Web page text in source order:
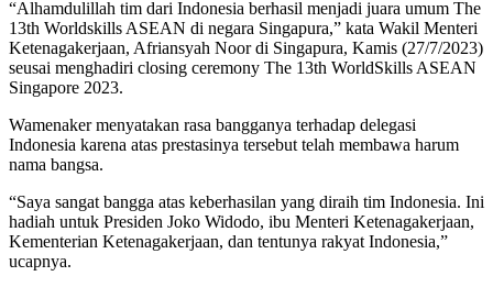
“Alhamdulillah tim dari Indonesia berhasil menjadi juara umum The
13th Worldskills ASEAN di negara Singapura,” kata Wakil Menteri
Ketenagakerjaan, Afriansyah Noor di Singapura, Kamis (27/7/2023)
seusai menghadiri closing ceremony The 13th WorldSkills ASEAN
Singapore 2023.
Wamenaker menyatakan rasa bangganya terhadap delegasi
Indonesia karena atas prestasinya tersebut telah membawa harum
nama bangsa.
“Saya sangat bangga atas keberhasilan yang diraih tim Indonesia. Ini
hadiah untuk Presiden Joko Widodo, ibu Menteri Ketenagakerjaan,
Kementerian Ketenagakerjaan, dan tentunya rakyat Indonesia,”
ucapnya.